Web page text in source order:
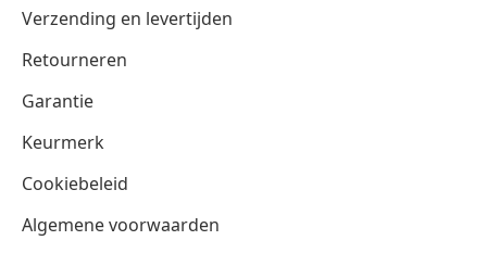
Verzending en levertijden
Retourneren
Garantie
Keurmerk
Cookiebeleid
Algemene voorwaarden